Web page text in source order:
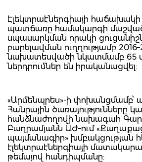
Էլեկտրաէներգիայի
պատճառը համակարգի
սպասարկման որակի
բարելավման ուղղությամբ
նախատեսվածի նկատմամբ 65
ներդրումներ են իրականացվել:
«Արմենպրես»-ի փոխանցմամբ՝
Հանրային ծառայությունները
հանձնաժողովի նախագահ
Բաղրամյանն ԱԺ–ում
պայմանագիր» խմբակցության
էլեկտրաէներգիայի
թեմայով հանդիպմանը: